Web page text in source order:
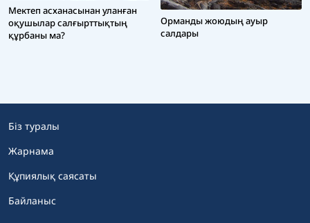
Мектеп асханасынан уланған
оқушылар салғырттықтың
құрбаны ма?
Орманды жоюдың ауыр
салдары
Біз туралы
Жарнама
Құпиялық саясаты
Байланыс